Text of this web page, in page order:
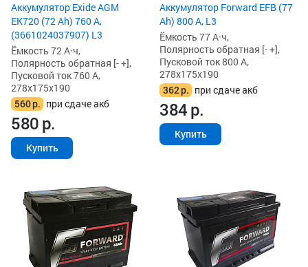
Аккумулятор Exide AGM
EK720 (72 Ah) 760 А,
(3661024037907) L3
Ёмкость 72 А·ч,
Полярность обратная [- +],
Пусковой ток 760 А,
278x175x190
560р. при сдаче акб
580р.
Купить
Аккумулятор Forward EFB (77
Ah) 800 А, L3
Ёмкость 77 А·ч,
Полярность обратная [- +],
Пусковой ток 800 А,
278x175x190
362р. при сдаче акб
384р.
Купить